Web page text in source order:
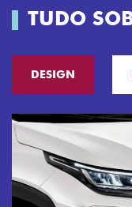
TUDO
DESIGN